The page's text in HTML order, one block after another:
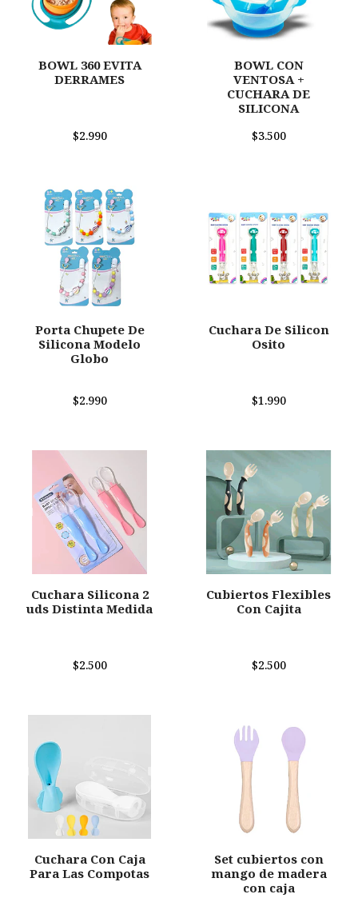
BOWL 360 EVITA
DERRAMES
$2.990
BOWL CON
VENTOSA +
CUCHARA DE
SILICONA
$3.500
Porta Chupete De
Silicona Modelo
Globo
$2.990
Cuchara De Silicon
Osito
$1.990
Cuchara Silicona 2
uds Distinta Medida
$2.500
Cubiertos Flexibles
Con Cajita
$2.500
Cuchara Con Caja
Para Las Compotas
Set cubiertos con
mango de madera
con caja